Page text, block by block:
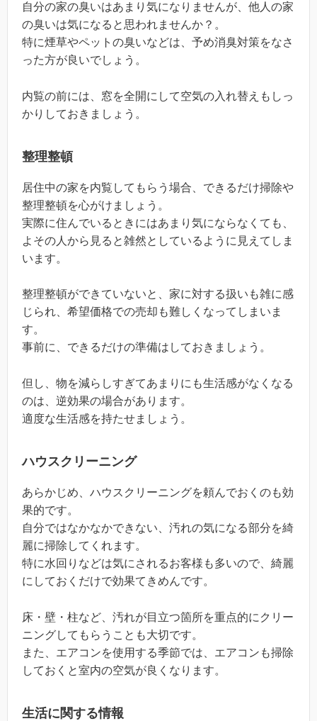
自分の家の臭いはあまり気になりませんが、他人の家
の臭いは気になると思われませんか？。
特に煙草やペットの臭いなどは、予め消臭対策をなさ
った方が良いでしょう。
内覧の前には、窓を全開にして空気の入れ替えもしっ
かりしておきましょう。
整理整頓
居住中の家を内覧してもらう場合、できるだけ掃除や
整理整頓を心がけましょう。
実際に住んでいるときにはあまり気にならなくても、
よその人から見ると雑然としているように見えてしま
います。
整理整頓ができていないと、家に対する扱いも雑に感
じられ、希望価格での売却も難しくなってしまいま
す。
事前に、できるだけの準備はしておきましょう。
但し、物を減らしすぎてあまりにも生活感がなくなる
のは、逆効果の場合があります。
適度な生活感を持たせましょう。
ハウスクリーニング
あらかじめ、ハウスクリーニングを頼んでおくのも効
果的です。
自分ではなかなかできない、汚れの気になる部分を綺
麗に掃除してくれます。
特に水回りなどは気にされるお客様も多いので、綺麗
にしておくだけで効果てきめんです。
床・壁・柱など、汚れが目立つ箇所を重点的にクリー
ニングしてもらうことも大切です。
また、エアコンを使用する季節では、エアコンも掃除
しておくと室内の空気が良くなります。
生活に関する情報